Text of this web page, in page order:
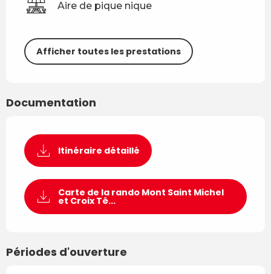
Aire de pique nique
Afficher toutes les prestations
Documentation
Itinéraire détaillé
Carte de la rando Mont Saint Michel
et Croix Tê...
Périodes d'ouverture